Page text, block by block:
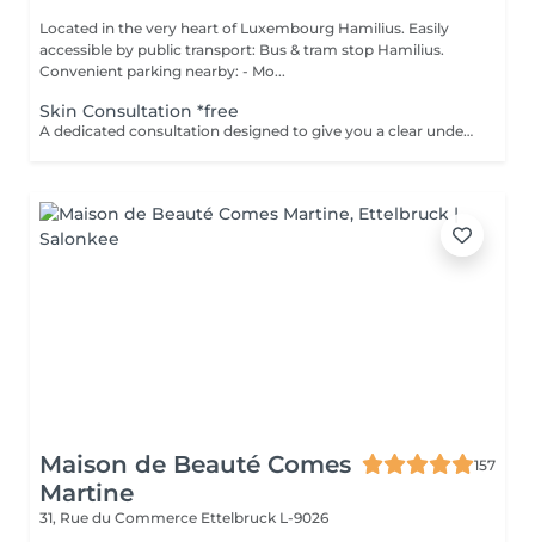
Located in the very heart of Luxembourg Hamilius. Easily
accessible by public transport: Bus & tram stop Hamilius.
Convenient parking nearby: - Mo...
Skin Consultation *free
A dedicated consultation designed to give you a clear understanding of your skin and how to treat it effectively. During your visit we: - assess your skin condition - identify key concerns - discuss your goals - review your current skincare routine - recommend products and treatments tailored specifically to your skin This is a space to ask questions, gain clarity, and build a plan that feels right without pressure or obligation. Clear guidance. Honest recommendations. A plan you can trust. Start your GLOW journey with us.
Maison de Beauté Comes
Martine
157
31, Rue du Commerce Ettelbruck L-9026